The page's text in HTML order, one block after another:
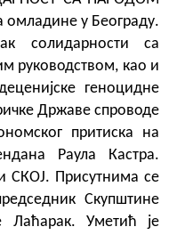
омладине у Београду.
солидарности са
руководством, као и
геноцидне
Државе спроводе
притиска на
Раула Кастра.
СКОЈ. Присутнима се
Скупштине
Лаћарак. Уметић је